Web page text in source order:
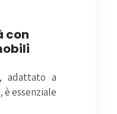
con
adattato a
essenziale